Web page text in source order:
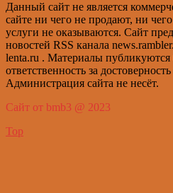
Данный сайт не является
сайте ни чего не продают, ни
услуги не оказываются. Сайт
новостей RSS канала
lenta.ru . Материалы публикуются
ответственность за
Администрация сайта не несёт.
Сайт от bmb3 @ 2023
Top